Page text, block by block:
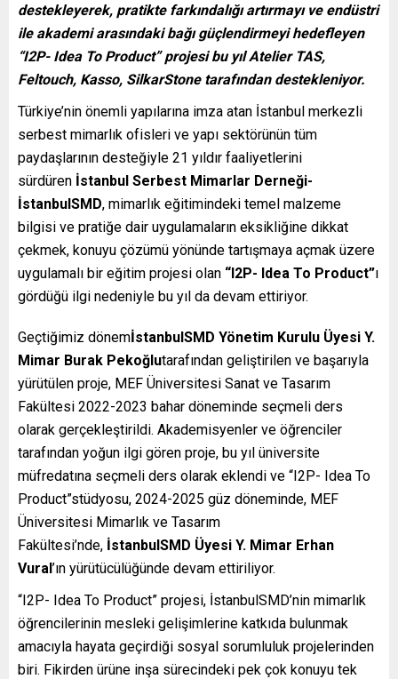
destekleyerek, pratikte farkındalığı artırmayı ve endüstri
ile akademi arasındaki bağı güçlendirmeyi hedefleyen
“I2P- Idea To Product” projesi bu yılAtelier TAS,
Feltouch, Kasso, SilkarStone tarafından destekleniyor.
Türkiye’nin önemli yapılarına imza atan İstanbul merkezli
serbest mimarlık ofisleri ve yapı sektörünün tüm
paydaşlarının desteğiyle 21 yıldır faaliyetlerini
sürdüren İstanbul Serbest Mimarlar Derneği-
İstanbulSMD, mimarlık eğitimindeki temel malzeme
bilgisi ve pratiğe dair uygulamaların eksikliğine dikkat
çekmek, konuyu çözümü yönünde tartışmaya açmak üzere
uygulamalı bir eğitim projesi olan “I2P- Idea To Product”ı
gördüğü ilgi nedeniyle bu yıl da devam ettiriyor.
Geçtiğimiz dönemİstanbulSMD Yönetim Kurulu Üyesi Y.
Mimar Burak Pekoğlutarafından geliştirilen ve başarıyla
yürütülen proje, MEF Üniversitesi Sanat ve Tasarım
Fakültesi 2022-2023 bahar döneminde seçmeli ders
olarak gerçekleştirildi. Akademisyenler ve öğrenciler
tarafından yoğun ilgi gören proje, bu yıl üniversite
müfredatına seçmeli ders olarak eklendi ve “I2P- Idea To
Product”stüdyosu, 2024-2025 güz döneminde, MEF
Üniversitesi Mimarlık ve Tasarım
Fakültesi’nde, İstanbulSMD Üyesi Y. Mimar Erhan
Vural’ın yürütücülüğünde devam ettiriliyor.
“I2P- Idea To Product” projesi, İstanbulSMD’nin mimarlık
öğrencilerinin mesleki gelişimlerine katkıda bulunmak
amacıyla hayata geçirdiği sosyal sorumluluk projelerinden
biri. Fikirden ürüne inşa sürecindeki pek çok konuyu tek